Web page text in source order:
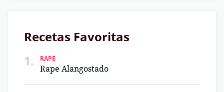
Recetas Favoritas
1.
RAPE
Rape Alangostado